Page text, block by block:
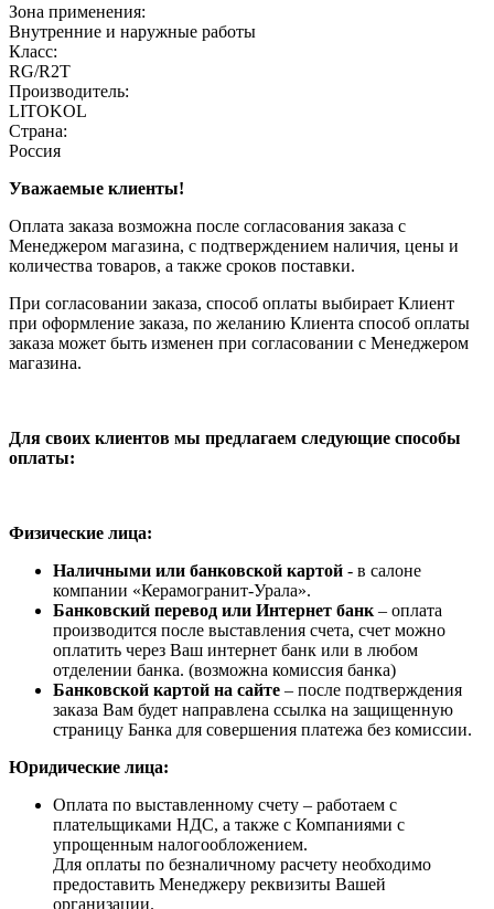
Зона применения:
Внутренние и наружные работы
Класс:
RG/R2T
Производитель:
LITOKOL
Страна:
Россия
Уважаемые клиенты!
Оплата заказа возможна после согласования заказа с
Менеджером магазина, с подтверждением наличия, цены и
количества товаров, а также сроков поставки.
При согласовании заказа, способ оплаты выбирает Клиент
при оформление заказа, по желанию Клиента способ оплаты
заказа может быть изменен при согласовании с Менеджером
магазина.
Для своих клиентов мы предлагаем следующие способы
оплаты:
Физические лица:
Наличными или банковской картой - в салоне
компании «Керамогранит-Урала».
Банковский перевод или Интернет банк – оплата
производится после выставления счета, счет можно
оплатить через Ваш интернет банк или в любом
отделении банка. (возможна комиссия банка)
Банковской картой на сайте – после подтверждения
заказа Вам будет направлена ссылка на защищенную
страницу Банка для совершения платежа без комиссии.
Юридические лица:
Оплата по выставленному счету – работаем с
плательщиками НДС, а также с Компаниями с
упрощенным налогообложением.
Для оплаты по безналичному расчету необходимо
предоставить Менеджеру реквизиты Вашей
организации.